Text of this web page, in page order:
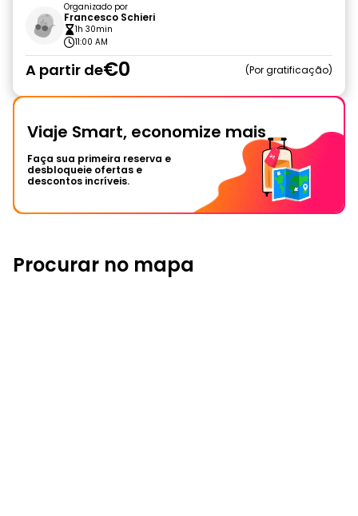
Organizado por
Francesco Schieri
1h 30min
11:00 AM
A partir de€0 Por gratificação
Viaje Smart, economize mais
Faça sua primeira reserva e
desbloqueie ofertas e
descontos incríveis.
Procurar no mapa